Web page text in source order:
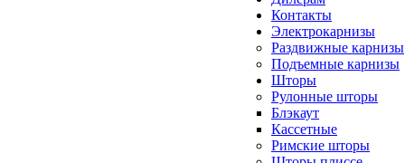
Контакты
Электрокарнизы
Раздвижные карнизы
Подъемные карнизы
Шторы
Рулонные шторы
Блэкаут
Кассетные
Римские шторы